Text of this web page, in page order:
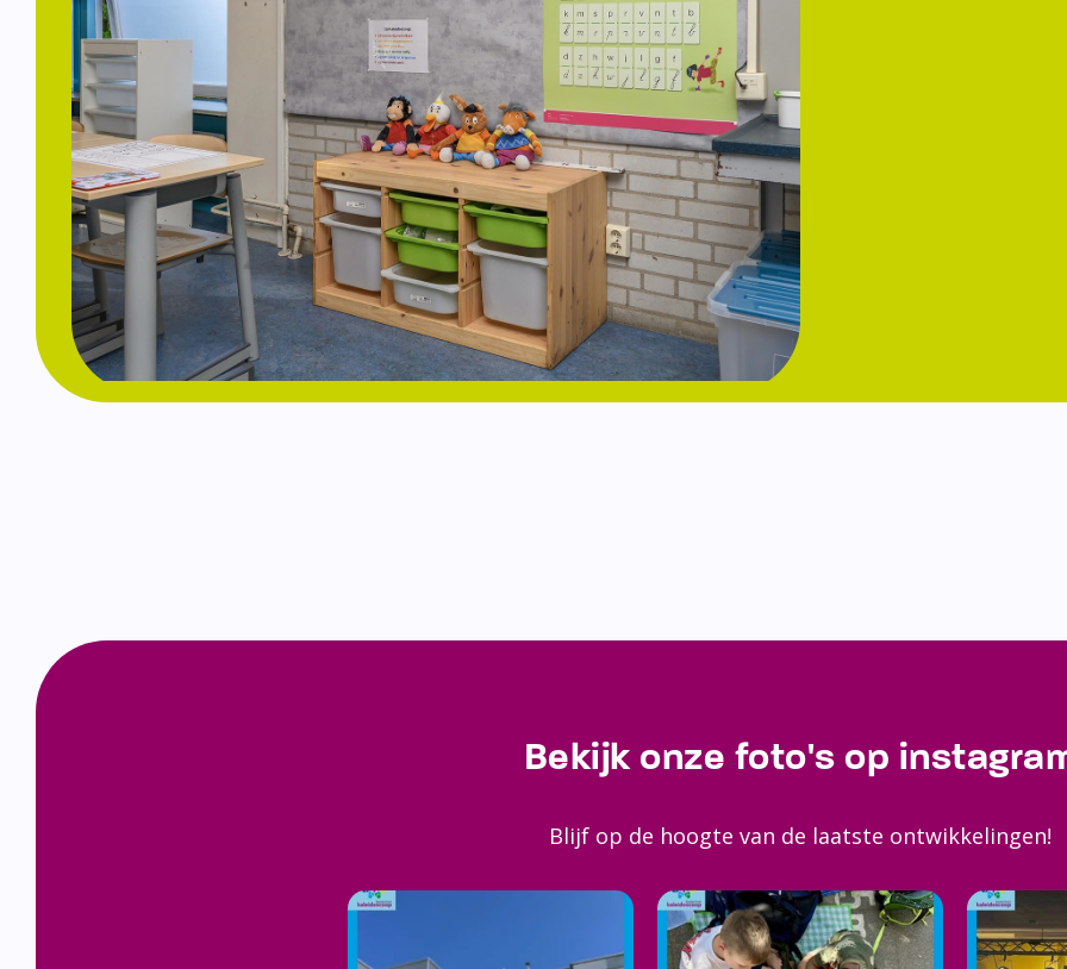
Bekijk onze foto's op
Blijf op de hoogte van de laatste ontwikkelingen!